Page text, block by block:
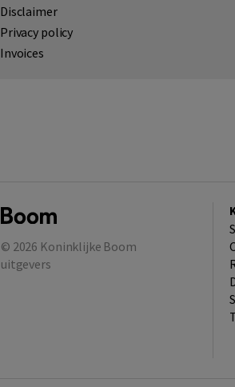
Disclaimer
Privacy policy
Invoices
© 2026 Koninklijke Boom
uitgevers